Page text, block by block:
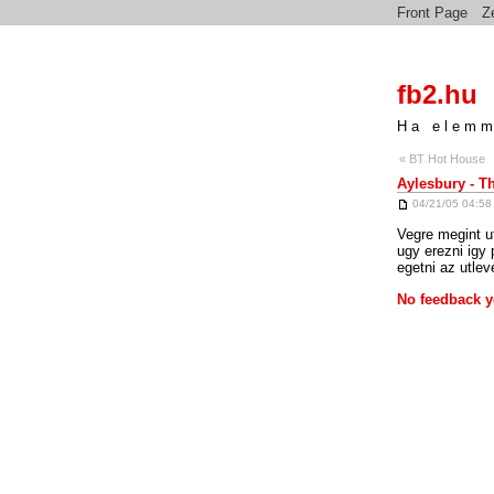
Front Page
fb2.hu
Ha
« BT Hot House
Aylesbury -
04/21/05 04:58
Vegre megint
ugy erezni igy
egetni az
No feedback